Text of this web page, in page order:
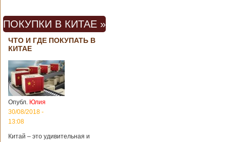
ПОКУПКИ В КИТАЕ »
ЧТО И ГДЕ ПОКУПАТЬ В
КИТАЕ
Опубл. Юлия
30/08/2018 -
13:08
Китай – это удивительная и